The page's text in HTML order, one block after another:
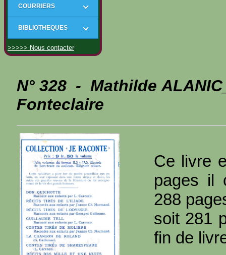
COURRIERS
BIBLIOTHEQUES
>>>>> Nous contacter
N° 328 - Mathilde
Fonteclaire
Ce livre
pages il
288
soit 281
fin de